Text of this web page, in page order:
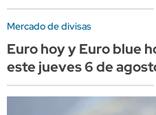
Mercado de divisas
Euro hoy y Euro blue
este jueves 6 de